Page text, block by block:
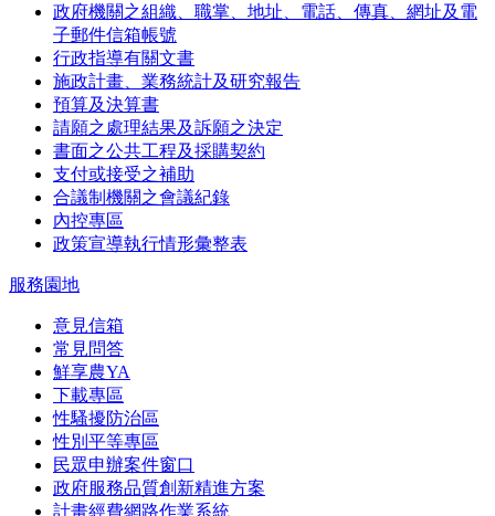
政府機關之組織、職掌、地址、電話、傳真、網址及電
子郵件信箱帳號
行政指導有關文書
施政計畫、業務統計及研究報告
預算及決算書
請願之處理結果及訴願之決定
書面之公共工程及採購契約
支付或接受之補助
合議制機關之會議紀錄
內控專區
政策宣導執行情形彙整表
服務園地
意見信箱
常見問答
鮮享農YA
下載專區
性騷擾防治區
性別平等專區
民眾申辦案件窗口
政府服務品質創新精進方案
計畫經費網路作業系統